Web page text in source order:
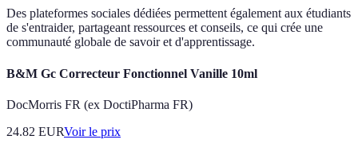
Des plateformes sociales dédiées permettent également aux étudiants
de s'entraider, partageant ressources et conseils, ce qui crée une
communauté globale de savoir et d'apprentissage.
B&M Gc Correcteur Fonctionnel Vanille 10ml
DocMorris FR (ex DoctiPharma FR)
24.82 EURVoir le prix